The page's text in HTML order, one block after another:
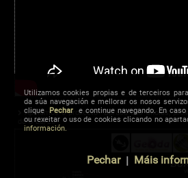
Apoiamos o proxecto "Buraca das Choias,
da G-Lu/20"
Utilizamos cookies propias e de terceiros
da súa navegación e mellorar os nosos
clique
Pechar
e continue navegando. En
ou rexeitar o uso de cookies clicando no
información.
Pechar | Máis